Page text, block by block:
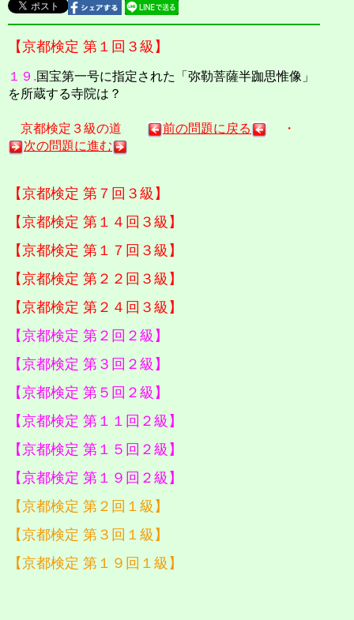
【京都検定 第１回３級】
１９.国宝第一号に指定された「弥勒菩薩半跏思惟像」
を所蔵する寺院は？
京都検定３級の道 前の問題に戻る
・
次の問題に進む
【京都検定 第７回３級】
【京都検定 第１４回３級】
【京都検定 第１７回３級】
【京都検定 第２２回３級】
【京都検定 第２４回３級】
【京都検定 第２回２級】
【京都検定 第３回２級】
【京都検定 第５回２級】
【京都検定 第１１回２級】
【京都検定 第１５回２級】
【京都検定 第１９回２級】
【京都検定 第２回１級】
【京都検定 第３回１級】
【京都検定 第１９回１級】